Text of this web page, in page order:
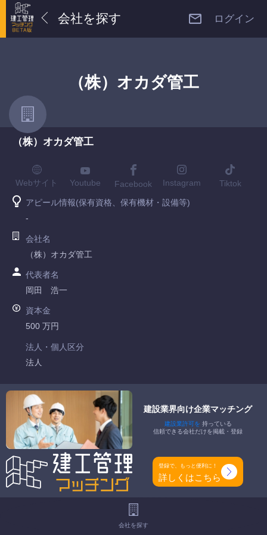
会社を探す ログイン
（株）オカダ管工
（株）オカダ管工
Webサイト Youtube Facebook Instagram Tiktok
アピール情報(保有資格、保有機材・設備等)
-
会社名
（株）オカダ管工
代表者名
岡田 浩一
資本金
500 万円
法人・個人区分
法人
許可番号
山梨県知事許可 第007741号
特定建設業
-
一般建設業
土木一式工事業 とび・土木工事業 石工事業 管工事業 鋼構造
物工事業 舗装工事業 しゆんせつ工事業 水道施設工事業
建設業界向け企業マッチング
建設業許可を 持っている
信頼できる会社だけを掲載・登録
登録で、もっと便利に！
詳しくはこちら
会社を探す